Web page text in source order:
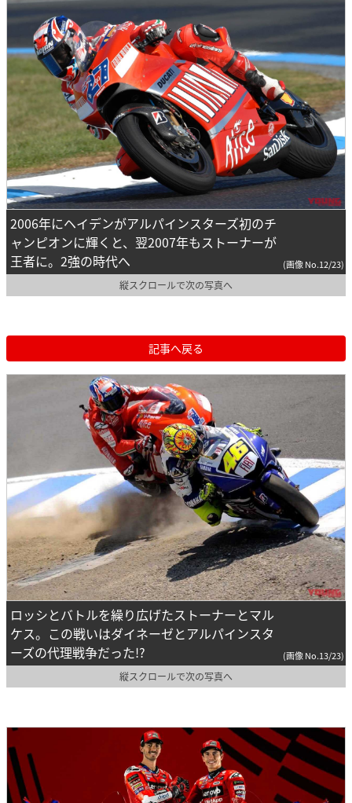
2006年にヘイデンがアルパインスターズ初のチ
ャンピオンに輝くと、翌2007年もストーナーが
王者に。2強の時代へ
(画像 No.12/23)
縦スクロールで次の写真へ
記事へ戻る
ロッシとバトルを繰り広げたストーナーとマル
ケス。この戦いはダイネーゼとアルパインスタ
ーズの代理戦争だった!?
(画像 No.13/23)
縦スクロールで次の写真へ